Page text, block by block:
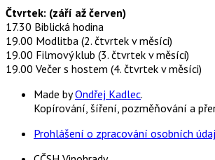
Čtvrtek: (září až červen)
17.30 Biblická hodina
19.00 Modlitba (2. čtvrtek v měsíci)
19.00 Filmový klub (3. čtvrtek v měsíci)
19.00 Večer s hostem (4. čtvrtek v měsíci)
Made byOndřej Kadlec.
Kopírování, šíření, pozměňování a
Prohlášení o zpracování osobních